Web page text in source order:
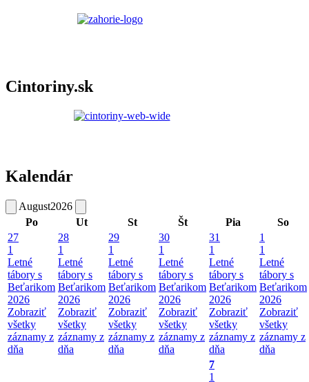
Cintoriny.sk
Kalendár
August2026
Po
Ut St Št Pia
So
27
1
Letné
tábory s
Beťarikom
2026
Zobraziť
všetky
záznamy z
dňa
28
1
Letné
tábory s
Beťarikom
2026
Zobraziť
všetky
záznamy z
dňa
29
1
Letné
tábory s
Beťarikom
2026
Zobraziť
všetky
záznamy z
dňa
30
1
Letné
tábory s
Beťarikom
2026
Zobraziť
všetky
záznamy z
dňa
31
1
Letné
tábory s
Beťarikom
2026
Zobraziť
všetky
záznamy z
dňa
1
1
Letné
tábory s
Beťarikom
2026
Zobraziť
všetky
záznamy z
dňa
7
1